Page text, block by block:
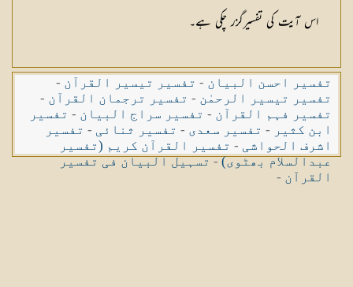
اس آیت کی تفسیرگزر چکی ہے۔
تفسیر احسن البیان - تفسیر تیسیر القرآن -
تفسیر تیسیر الرحمٰن - تفسیر ترجمان القرآن -
تفسیر فہم القرآن - تفسیر سراج البیان - تفسیر
ابن کثیر - تفسیر سعدی - تفسیر ثنائی - تفسیر
اشرف الحواشی - تفسیر القرآن کریم (تفسیر
عبدالسلام بھٹوی)-تسہیل البیان فی تفسیر
القرآن -